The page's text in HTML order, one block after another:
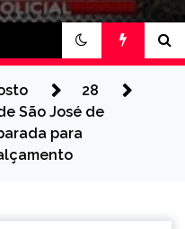
28
São José de
para